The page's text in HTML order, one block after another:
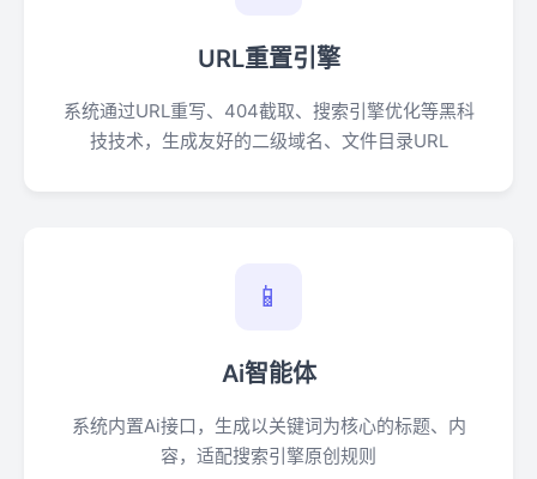
URL重置引擎
系统通过URL重写、404截取、搜索引擎优化等黑科
技技术，生成友好的二级域名、文件目录URL
📱
Ai智能体
系统内置Ai接口，生成以关键词为核心的标题、内
容，适配搜索引擎原创规则